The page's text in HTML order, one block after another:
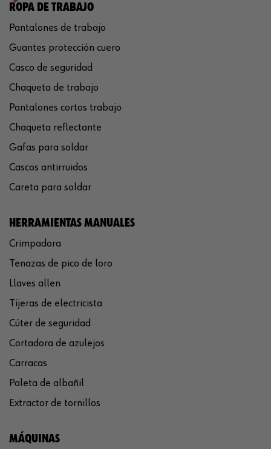
ROPA DE TRABAJO
Pantalones de trabajo
Guantes protección cuero
Casco de seguridad
Chaqueta de trabajo
Pantalones cortos trabajo
Chaqueta reflectante
Gafas para soldar
Cascos antirruidos
Careta para soldar
HERRAMIENTAS MANUALES
Crimpadora
Tenazas de pico de loro
Llaves allen
Tijeras de electricista
Cúter de seguridad
Cortadora de azulejos
Carracas
Paleta de albañil
Extractor de tornillos
MÁQUINAS